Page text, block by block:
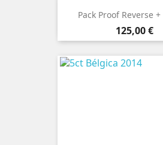
Pack Proof Reverse
Preço
125,00 €